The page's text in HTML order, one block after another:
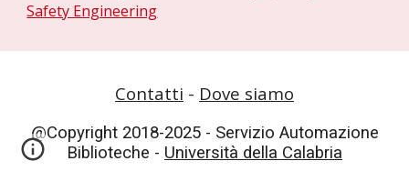
Safety Engineering
Contatti - Dove siamo
@Copyright 2018-2025 - Servizio Automazione
Biblioteche - Università della Calabria